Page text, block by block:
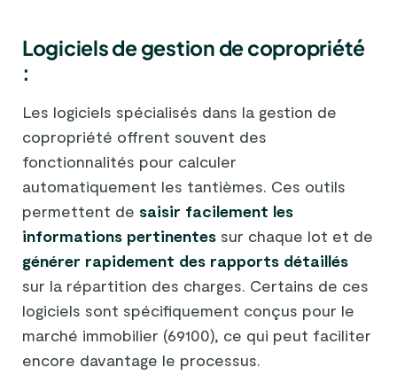
Logiciels de gestion de copropriété
:
Les logiciels spécialisés dans la gestion de
copropriété offrent souvent des
fonctionnalités pour calculer
automatiquement les tantièmes. Ces outils
permettent de saisir facilement les
informations pertinentes sur chaque lot et de
générer rapidement des rapports détaillés
sur la répartition des charges. Certains de ces
logiciels sont spécifiquement conçus pour le
marché immobilier (69100), ce qui peut faciliter
encore davantage le processus.